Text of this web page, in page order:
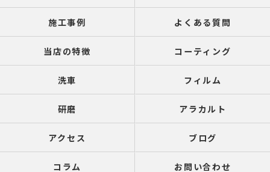
施工事例 よくある質問
当店の特徴 コーティング
洗車 フィルム
研磨 アラカルト
アクセス ブログ
コラム お問い合わせ